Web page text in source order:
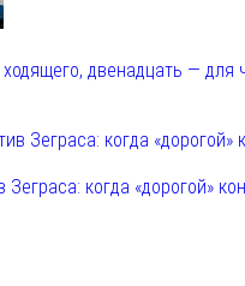
двенадцать — для
когда «дорогой»